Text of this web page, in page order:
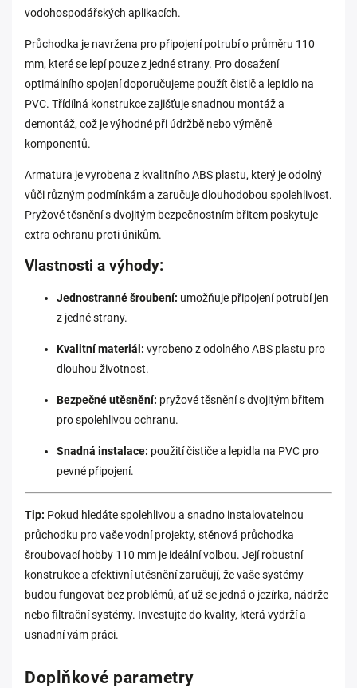
vodohospodářských aplikacích.
Průchodka je navržena pro připojení potrubí o průměru 110
mm, které se lepí pouze z jedné strany. Pro dosažení
optimálního spojení doporučujeme použít čistič a lepidlo na
PVC. Třídílná konstrukce zajišťuje snadnou montáž a
demontáž, což je výhodné při údržbě nebo výměně
komponentů.
Armatura je vyrobena z kvalitního ABS plastu, který je odolný
vůči různým podmínkám a zaručuje dlouhodobou spolehlivost.
Pryžové těsnění s dvojitým bezpečnostním břitem poskytuje
extra ochranu proti únikům.
Vlastnosti a výhody:
Jednostranné šroubení: umožňuje připojení potrubí jen
z jedné strany.
Kvalitní materiál: vyrobeno z odolného ABS plastu pro
dlouhou životnost.
Bezpečné utěsnění: pryžové těsnění s dvojitým břitem
pro spolehlivou ochranu.
Snadná instalace: použití čističe a lepidla na PVC pro
pevné připojení.
Tip: Pokud hledáte spolehlivou a snadno instalovatelnou
průchodku pro vaše vodní projekty, stěnová průchodka
šroubovací hobby 110 mm je ideální volbou. Její robustní
konstrukce a efektivní utěsnění zaručují, že vaše systémy
budou fungovat bez problémů, ať už se jedná o jezírka, nádrže
nebo filtrační systémy. Investujte do kvality, která vydrží a
usnadní vám práci.
Doplňkové parametry